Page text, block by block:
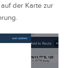
der Karte zur